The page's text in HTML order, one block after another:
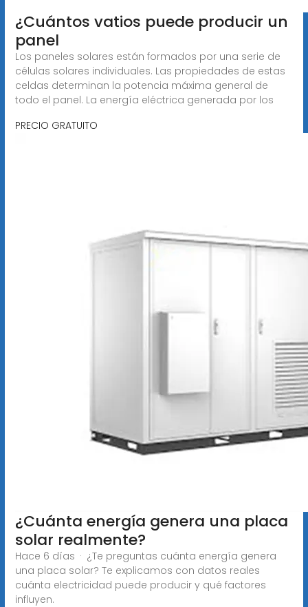
¿Cuántos vatios puede producir un
panel
Los paneles solares están formados por una serie de
células solares individuales. Las propiedades de estas
celdas determinan la potencia máxima general de
todo el panel. La energía eléctrica generada por los
PRECIO GRATUITO
¿Cuánta energía genera una placa
solar realmente?
Hace 6 días · ¿Te preguntas cuánta energía genera
una placa solar? Te explicamos con datos reales
cuánta electricidad puede producir y qué factores
influyen.